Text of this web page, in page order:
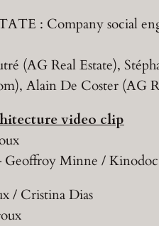
: Company social
(AG Real Estate),
Alain De Coster (AG
video clip
Minne /
/ Cristina Dias